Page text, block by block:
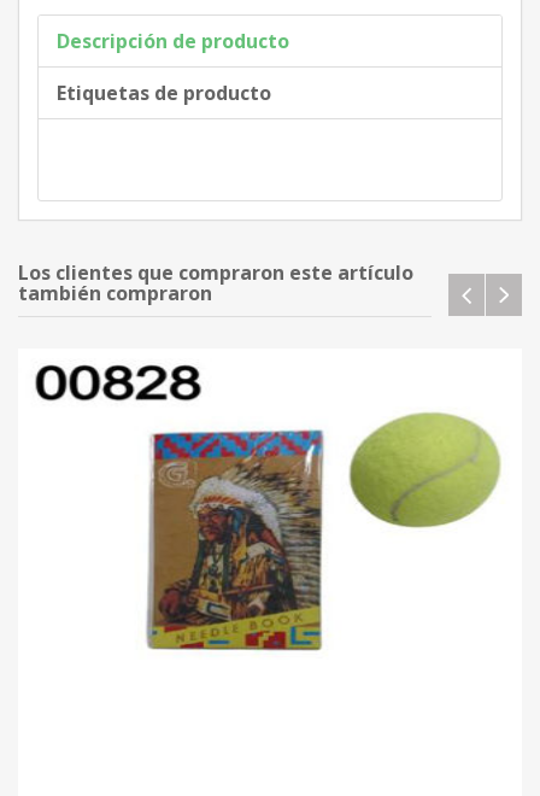
Descripción de producto
Etiquetas de producto
Los clientes que compraron este artículo
también compraron